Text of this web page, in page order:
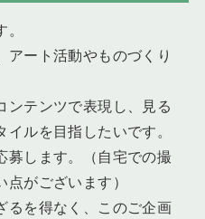
。
ート活動やものづくり
ンテンツで表現し、見る
ルを目指したいです。
募します。（自宅での撮
がございます）
るを得なく、このご企画